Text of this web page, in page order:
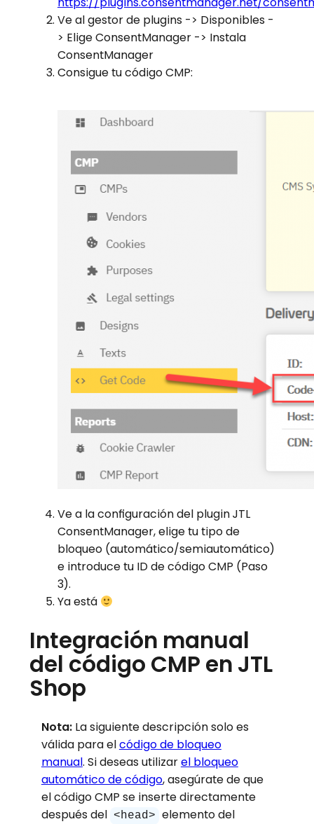
Ve al gestor de plugins -> Disponibles -
> Elige ConsentManager -> Instala
ConsentManager
Consigue tu código CMP:
Ve a la configuración del plugin JTL
ConsentManager, elige tu tipo de
bloqueo (automático/semiautomático)
e introduce tu ID de código CMP (Paso
3).
Ya está
Integración manual
del código CMP en JTL
Shop
Nota:La siguiente descripción solo es
válida para elcódigo de bloqueo
manual. Si deseas utilizarel bloqueo
automático de código, asegúrate de que
el código CMP se inserte directamente
después del <head> elemento del